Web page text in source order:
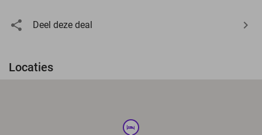
Deel deze deal
Locaties
hotel